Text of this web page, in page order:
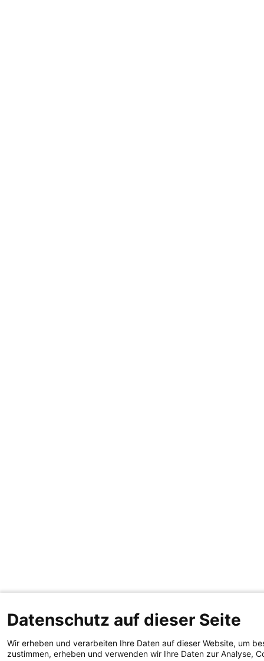
Datenschutz auf dieser Seite
Wir erheben und verarbeiten Ihre Daten auf dieser Website, um
zustimmen, erheben und verwenden wir Ihre Daten zur Analyse,